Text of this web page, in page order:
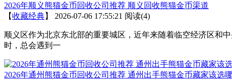
2026年顺义熊猫金币回收公司推荐 顺义回收熊猫金币渠道
【收藏经典】 2026-07-06 17:55:21 阅读(4)
顺义区作为北京东北部的重要城区，近年来随着临空经济区和
时，总会遇到一
2026年通州熊猫金币回收公司推荐 通州出手熊猫金币藏家该选